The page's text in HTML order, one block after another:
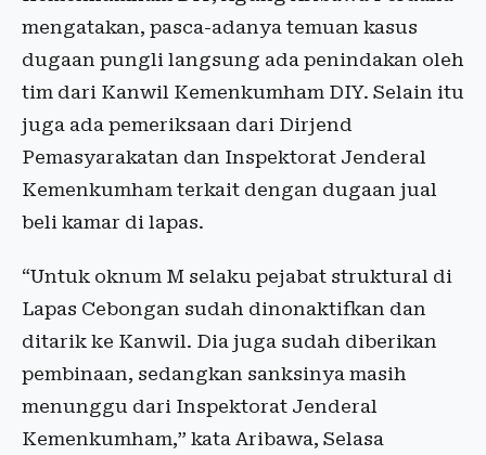
mengatakan, pasca-adanya temuan kasus
dugaan pungli langsung ada penindakan oleh
tim dari Kanwil Kemenkumham DIY. Selain itu
juga ada pemeriksaan dari Dirjend
Pemasyarakatan dan Inspektorat Jenderal
Kemenkumham terkait dengan dugaan jual
beli kamar di lapas.
“Untuk oknum M selaku pejabat struktural di
Lapas Cebongan sudah dinonaktifkan dan
ditarik ke Kanwil. Dia juga sudah diberikan
pembinaan, sedangkan sanksinya masih
menunggu dari Inspektorat Jenderal
Kemenkumham,” kata Aribawa, Selasa